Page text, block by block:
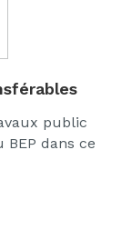
public
dans ce